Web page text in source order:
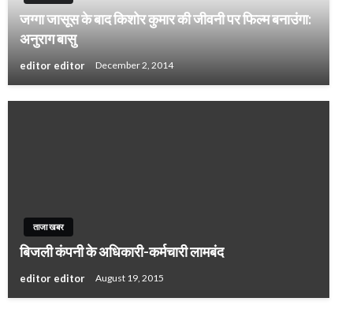
जग्गा जासूस के बाद किशोर कुमार की जीवनी पर फिल्म बनाउंगा:
अनुराग बासु
editor editor December 2, 2014
ताजा खबर
बिजली कंपनी के अधिकारी-कर्मचारी लामबंद
editor editor August 19, 2015